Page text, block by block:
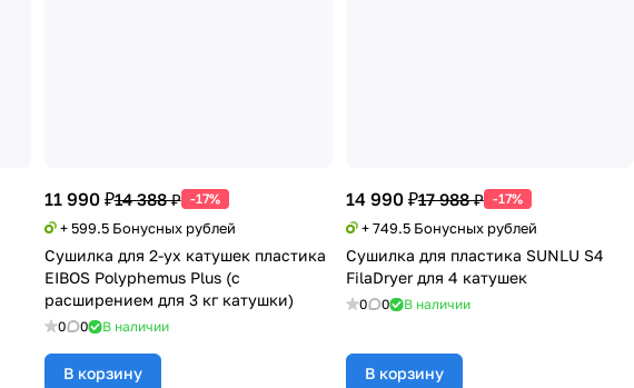
11 990 ₽14 388 ₽ -17%
+ 599.5 Бонусных рублей
Сушилка для 2-ух катушек пластика
EIBOS Polyphemus Plus (с
расширением для 3 кг катушки)
0 0 В наличии
В корзину
14 990 ₽17 988 ₽ -17%
+ 749.5 Бонусных рублей
Сушилка для пластика SUNLU S4
FilaDryer для 4 катушек
0 0 В наличии
В корзину